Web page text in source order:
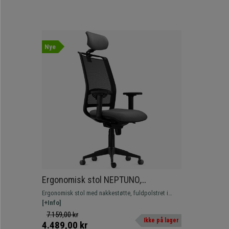
Nye
Ergonomisk stol NEPTUNO,
Nakkestøtte, Lændestøtte, 8 Timers
Brug, I Sort Net og Grå Stof
Ergonomisk stol med nakkestøtte, fuldpolstret i
åndbart net med justerbar lændestøtte. Velegnet til
intensiv brug i 8 timer takket være dens komfort og
kvalitet. Hurtig levering!
[+Info]
7.159,00 kr
4.489,00 kr Ikke på lager